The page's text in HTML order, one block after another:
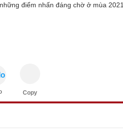
điểm nhấn đáng chờ ở mùa 2021.
Copy